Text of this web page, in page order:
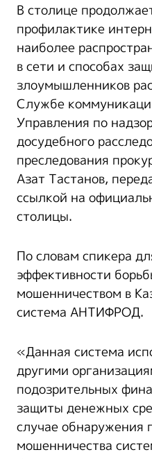
В столице
профилактике
наиболее
в сети и способах
злоумышленников
Службе
Управления по
досудебного
преследования
Азат Тастанов,
ссылкой на
столицы.
По словам спикера
эффективности
мошенничеством в
система АНТИФРОД.
«Данная система
другими
подозрительных
защиты денежных
случае обнаружения
мошенничества